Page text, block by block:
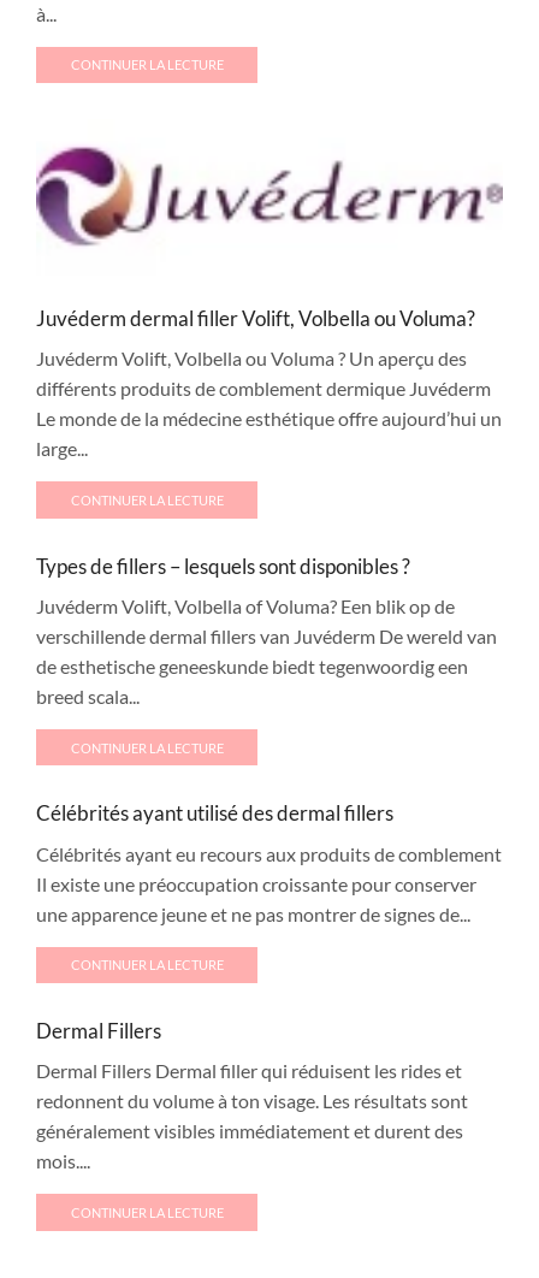
à...
CONTINUER LA LECTURE
Juvéderm dermal filler Volift, Volbella ou Voluma?
Juvéderm Volift, Volbella ou Voluma ? Un aperçu des
différents produits de comblement dermique Juvéderm
Le monde de la médecine esthétique offre aujourd’hui un
large...
CONTINUER LA LECTURE
Types de fillers – lesquels sont disponibles ?
Juvéderm Volift, Volbella of Voluma? Een blik op de
verschillende dermal fillers van Juvéderm De wereld van
de esthetische geneeskunde biedt tegenwoordig een
breed scala...
CONTINUER LA LECTURE
Célébrités ayant utilisé des dermal fillers
Célébrités ayant eu recours aux produits de comblement
Il existe une préoccupation croissante pour conserver
une apparence jeune et ne pas montrer de signes de...
CONTINUER LA LECTURE
Dermal Fillers
Dermal Fillers Dermal filler qui réduisent les rides et
redonnent du volume à ton visage. Les résultats sont
généralement visibles immédiatement et durent des
mois....
CONTINUER LA LECTURE